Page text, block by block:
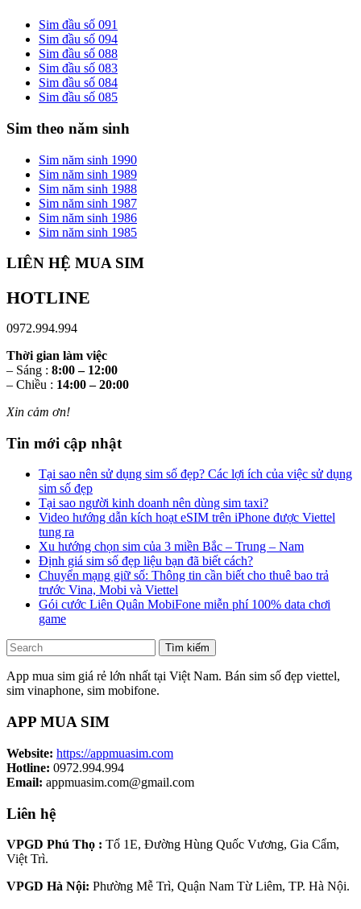
Sim đầu số 091
Sim đầu số 094
Sim đầu số 088
Sim đầu số 083
Sim đầu số 084
Sim đầu số 085
Sim theo năm sinh
Sim năm sinh 1990
Sim năm sinh 1989
Sim năm sinh 1988
Sim năm sinh 1987
Sim năm sinh 1986
Sim năm sinh 1985
LIÊN HỆ MUA SIM
HOTLINE
0972.994.994
Thời gian làm việc
– Sáng : 8:00 – 12:00
– Chiều : 14:00 – 20:00
Xin cảm ơn!
Tin mới cập nhật
Tại sao nên sử dụng sim số đẹp? Các lợi ích của việc sử dụng
sim số đẹp
Tại sao người kinh doanh nên dùng sim taxi?
Video hướng dẫn kích hoạt eSIM trên iPhone được Viettel
tung ra
Xu hướng chọn sim của 3 miền Bắc – Trung – Nam
Định giá sim số đẹp liệu bạn đã biết cách?
Chuyển mạng giữ số: Thông tin cần biết cho thuê bao trả
trước Vina, Mobi và Viettel
Gói cước Liên Quân MobiFone miễn phí 100% data chơi
game
Tìm kiếm
App mua sim giá rẻ lớn nhất tại Việt Nam. Bán sim số đẹp viettel,
sim vinaphone, sim mobifone.
APP MUA SIM
Website: https://appmuasim.com
Hotline: 0972.994.994
Email: appmuasim.com@gmail.com
Liên hệ
VPGD Phú Thọ : Tổ 1E, Đường Hùng Quốc Vương, Gia Cẩm,
Việt Trì.
VPGD Hà Nội: Phường Mễ Trì, Quận Nam Từ Liêm, TP. Hà Nội.